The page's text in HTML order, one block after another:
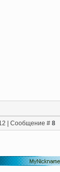
| Сообщение # 8